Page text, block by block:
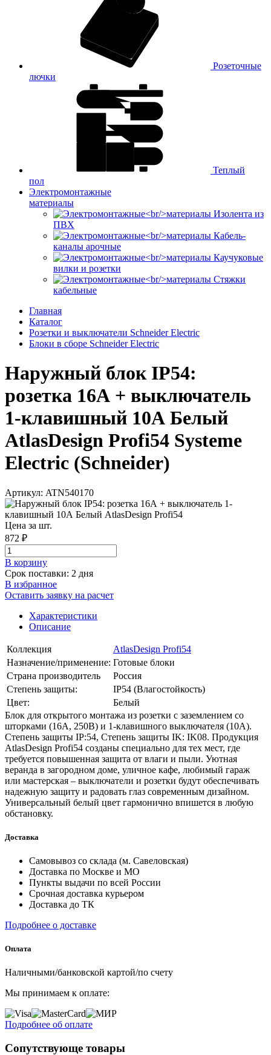
Розеточные
лючки
Теплый
пол
Электромонтажные
материалы
Изолента из
ПВХ
Кабель-
каналы арочные
Каучуковые
вилки и розетки
Стяжки
кабельные
Главная
Каталог
Розетки и выключатели Schneider Electric
Блоки в сборе Schneider Electric
Наружный блок IP54:
розетка 16А + выключатель
1-клавишный 10А Белый
AtlasDesign Profi54 Systeme
Electric (Schneider)
Артикул: ATN540170
Цена за шт.
872 ₽
В корзинy
Срок поставки: 2 дня
В избранное
Оставить заявку на расчет
Характеристики
Описание
Коллекция
AtlasDesign Profi54
Назначение/применение: Готовые блоки
Страна производитель
Россия
Степень защиты:
IP54 (Влагостойкость)
Цвет:
Белый
Блок для открытого монтажа из розетки с заземлением со
шторками (16А, 250В) и 1-клавишного выключателя (10А).
Степень защиты IP:54, Степень защиты IK: IK08. Продукция
AtlasDesign Profi54 созданы специально для тех мест, где
требуется повышенная защита от влаги и пыли. Уютная
веранда в загородном доме, уличное кафе, любимый гараж
или мастерская – выключатели и розетки будут обеспечивать
надежную защиту и радовать глаз современным дизайном.
Универсальный белый цвет гармонично впишется в любую
обстановку.
Доставка
Самовывоз со склада (м. Савеловская)
Доставка по Москве и МО
Пункты выдачи по всей России
Срочная доставка курьером
Доставка до ТК
Подробнее о доставке
Оплата
Наличными/банковской картой/по счету
Мы принимаем к оплате:
Подробнее об оплате
Сопутствующе товары